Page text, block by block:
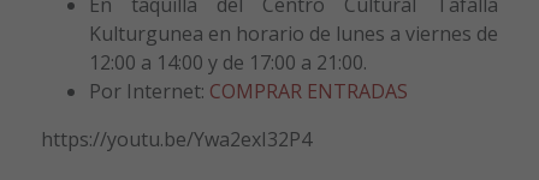
Kulturgunea en horario de lunes a viernes de
12:00 a 14:00 y de 17:00 a 21:00.
Por Internet: COMPRAR ENTRADAS
https://youtu.be/Ywa2exI32P4